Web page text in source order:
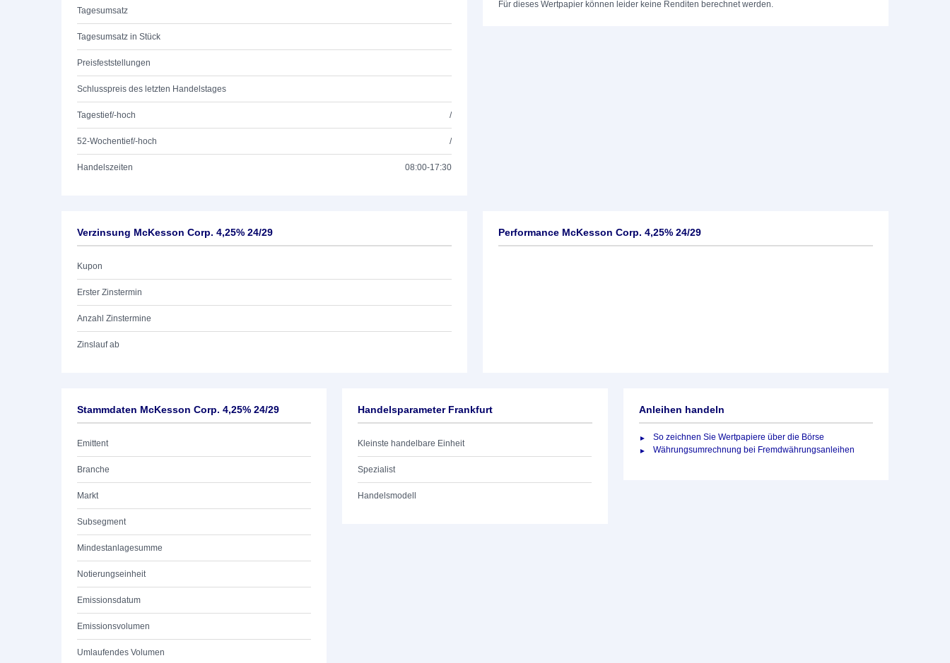
Tagesumsatz
Tagesumsatz in Stück
Preisfeststellungen
Schlusspreis des letzten Handelstages
Tagestief/-hoch /
52-Wochentief/-hoch /
Handelszeiten 08:00-17:30
Für dieses Wertpapier können leider keine Renditen berechnet werden.
Verzinsung McKesson Corp. 4,25% 24/29
Kupon
Erster Zinstermin
Anzahl Zinstermine
Zinslauf ab
Performance McKesson Corp. 4,25% 24/29
Stammdaten McKesson Corp. 4,25% 24/29
Emittent
Branche
Markt
Subsegment
Mindestanlagesumme
Notierungseinheit
Emissionsdatum
Emissionsvolumen
Umlaufendes Volumen
Handelsparameter Frankfurt
Kleinste handelbare Einheit
Spezialist
Handelsmodell
Anleihen handeln
So zeichnen Sie Wertpapiere über die Börse
Währungsumrechnung bei Fremdwährungsanleihen